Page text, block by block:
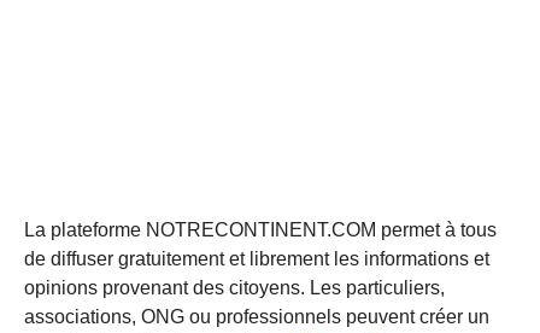
La plateforme NOTRECONTINENT.COM permet à tous
de diffuser gratuitement et librement les informations et
opinions provenant des citoyens. Les particuliers,
associations, ONG ou professionnels peuvent créer un